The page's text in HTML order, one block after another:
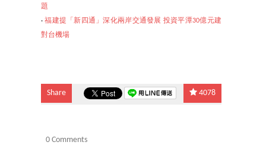
題
‧福建提「新四通」深化兩岸交通發展 投資平潭30億元建
對台機場
Share 4078
0 Comments